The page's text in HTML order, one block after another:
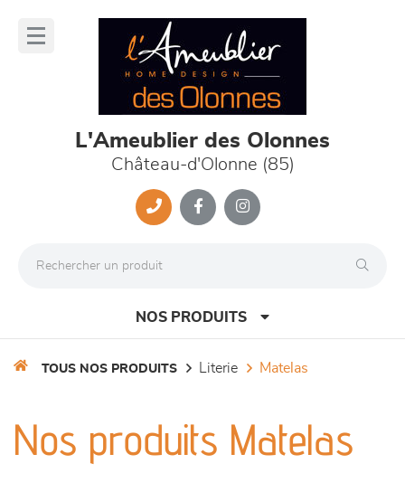
L'Ameublier des Olonnes
Château-d'Olonne (85)
NOS PRODUITS
séjours
TOUS NOS PRODUITS literie matelas
Nos produits Matelas